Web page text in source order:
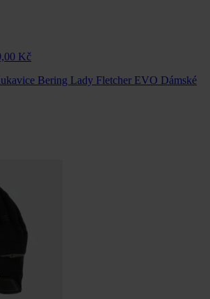
Kč
Bering Lady Fletcher EVO Dámské